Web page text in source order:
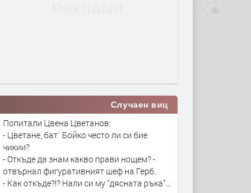
Случаен виц
Попитали Цвена Цветанов:
- Цветане, бат` Бойко често ли си бие
чикии?
- Откъде да знам какво прави нощем? -
отвърнал фигуративният шеф на Герб.
- Как откъде?!? Нали си му "дясната ръка"...